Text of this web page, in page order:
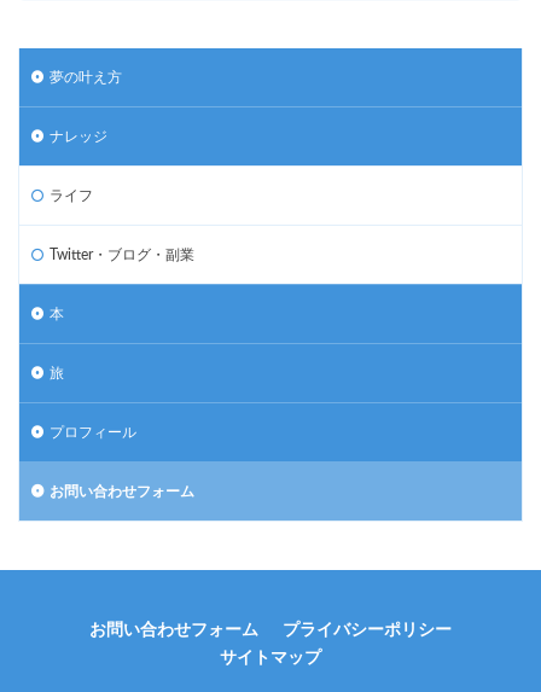
夢の叶え方
ナレッジ
ライフ
Twitter・ブログ・副業
本
旅
プロフィール
お問い合わせフォーム
お問い合わせフォーム
プライバシーポリシー
サイトマップ